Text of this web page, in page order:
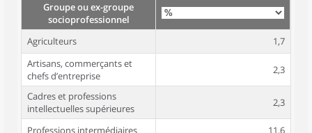
Groupe ou ex-groupe
socioprofessionnel
Agriculteurs
1,7
Artisans, commerçants et
chefs d’entreprise
2,3
Cadres et professions
intellectuelles supérieures
2,3
Professions intermédiaires
11,6